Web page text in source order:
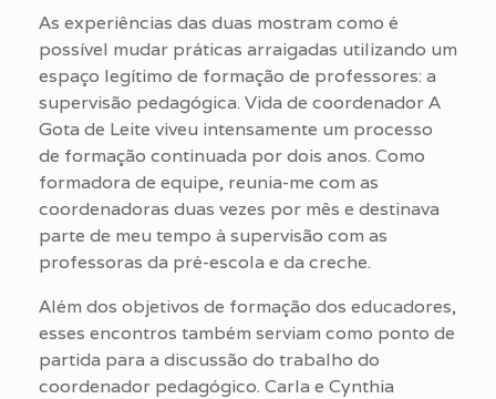
As experiências das duas mostram como é
possível mudar práticas arraigadas utilizando um
espaço legítimo de formação de professores: a
supervisão pedagógica. Vida de coordenador A
Gota de Leite viveu intensamente um processo
de formação continuada por dois anos. Como
formadora de equipe, reunia-me com as
coordenadoras duas vezes por mês e destinava
parte de meu tempo à supervisão com as
professoras da pré-escola e da creche.
Além dos objetivos de formação dos educadores,
esses encontros também serviam como ponto de
partida para a discussão do trabalho do
coordenador pedagógico. Carla e Cynthia